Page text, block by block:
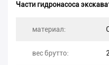
Части гидронасоса
материал:
вес брутто: